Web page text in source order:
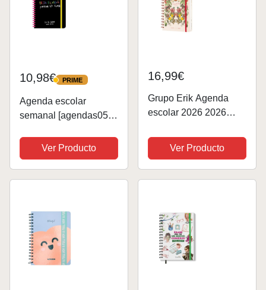
10,98€ PRIME
PRIME
Agenda escolar
semanal [agendas05]
(TANTANFAN)
Ver Producto
16,99€
Grupo Erik Agenda
escolar 2026 2026
Kahlo - Agenda 2026
2026 semana vista A5
ilustraciones - Agenda
Ver Producto